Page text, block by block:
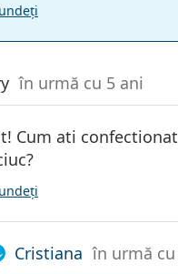
în urmă cu 5 ani
Cum ati
Cristiana în urmă cu